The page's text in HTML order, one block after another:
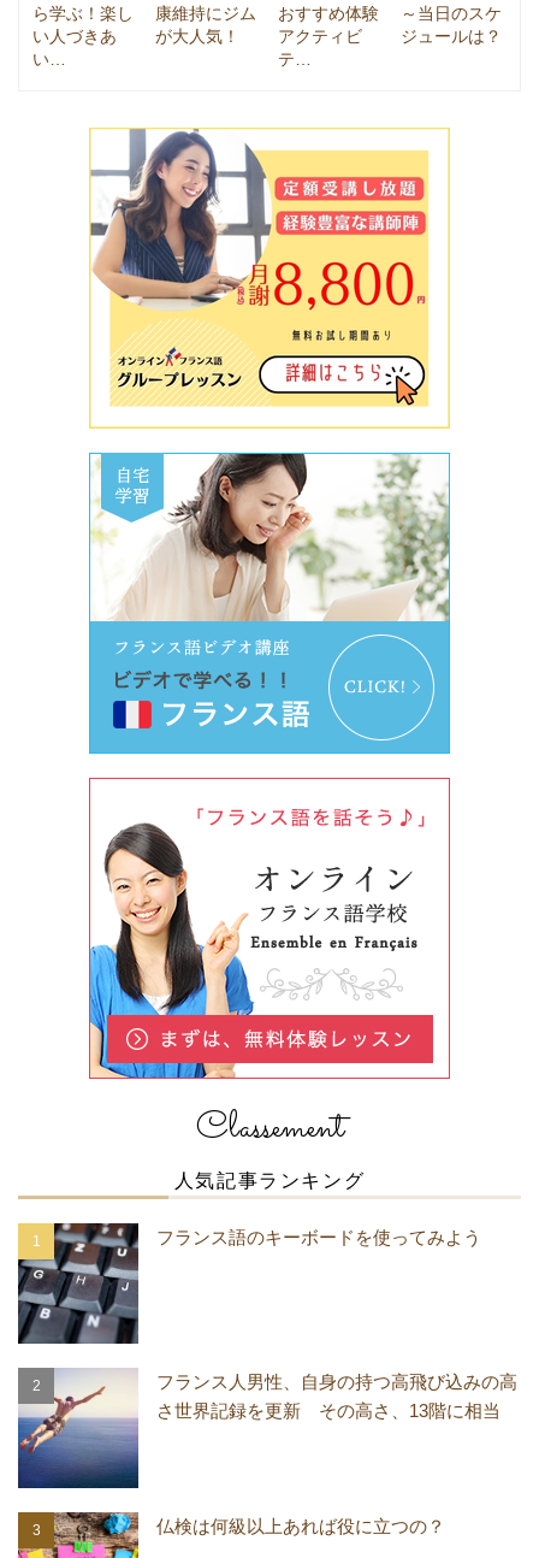
ら学ぶ！楽し
い人づきあ
い…
康維持にジム
が大人気！
おすすめ体験
アクティビ
テ…
～当日のスケ
ジュールは？
Classement
人気記事ランキング
フランス語のキーボードを使ってみよう
フランス人男性、自身の持つ高飛び込みの高
さ世界記録を更新 その高さ、13階に相当
仏検は何級以上あれば役に立つの？